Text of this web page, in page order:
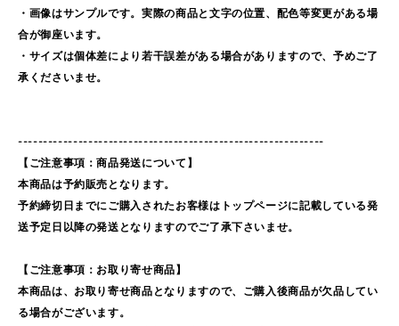
・画像はサンプルです。実際の商品と文字の位置、配色等変更がある場
合が御座います。
・サイズは個体差により若干誤差がある場合がありますので、予めご了
承くださいませ。
-------------------------------------------------------------
【ご注意事項：商品発送について】
本商品は予約販売となります。
予約締切日までにご購入されたお客様はトップページに記載している発
送予定日以降の発送となりますのでご了承下さいませ。
【ご注意事項：お取り寄せ商品】
本商品は、お取り寄せ商品となりますので、ご購入後商品が欠品してい
る場合がございます。